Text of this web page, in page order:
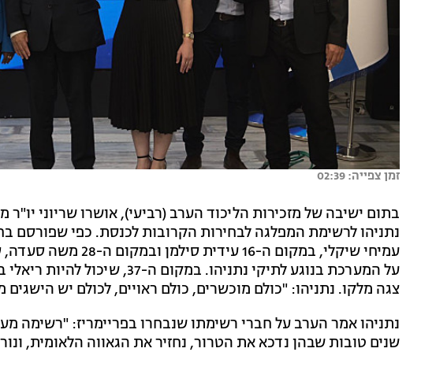
זמן צפייה: 02:39
בתום ישיבה של מזכירות הליכוד הערב (רביעי), אושרו שריוני יו"ר
עמיחי שיקלי, במקום ה-
על המערכת בנוגע לתיקי נתניהו.
צגה מלקו. נתניהו: "כולם מוכשרים, כולם ראויים, לכולם יש
שנים טובות שבהן נדכא את הטרור, נחזיר את הגאווה הלאומית,